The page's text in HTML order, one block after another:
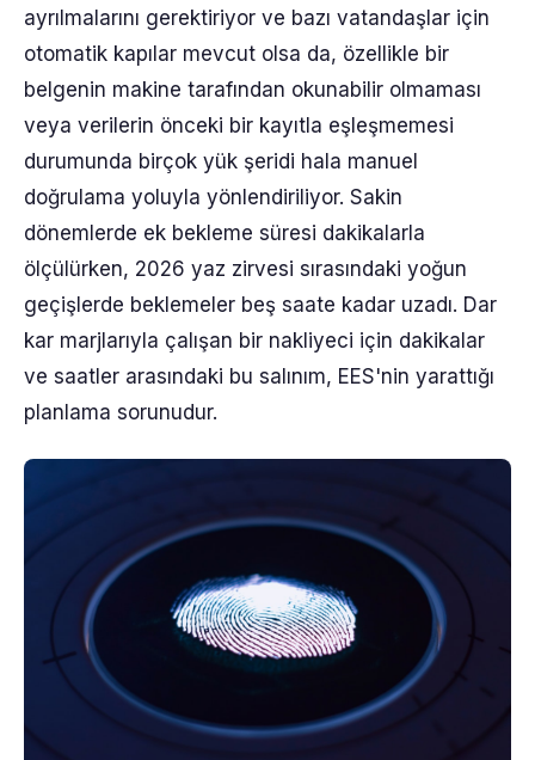
ayrılmalarını gerektiriyor ve bazı vatandaşlar için
otomatik kapılar mevcut olsa da, özellikle bir
belgenin makine tarafından okunabilir olmaması
veya verilerin önceki bir kayıtla eşleşmemesi
durumunda birçok yük şeridi hala manuel
doğrulama yoluyla yönlendiriliyor. Sakin
dönemlerde ek bekleme süresi dakikalarla
ölçülürken, 2026 yaz zirvesi sırasındaki yoğun
geçişlerde beklemeler beş saate kadar uzadı. Dar
kar marjlarıyla çalışan bir nakliyeci için dakikalar
ve saatler arasındaki bu salınım, EES'nin yarattığı
planlama sorunudur.